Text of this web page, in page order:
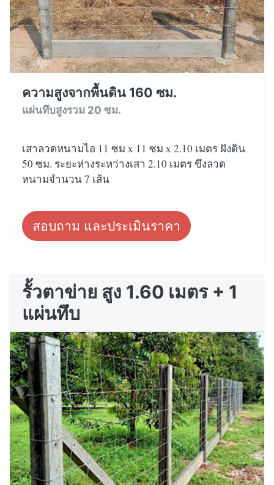
ความสูงจากพื้นดิน 160 ซม.
แผ่นทึบสูงรวม 20 ซม.
เสาลวดหนามไอ 11 ซม x 11 ซม x 2.10 เมตร ฝังดิน
50 ซม. ระยะห่างระหว่างเสา 2.10 เมตร ขึงลวด
หนามจำนวน 7 เส้น
สอบถาม และประเมินราคา
รั้วตาข่าย สูง 1.60 เมตร + 1
แผ่นทึบ